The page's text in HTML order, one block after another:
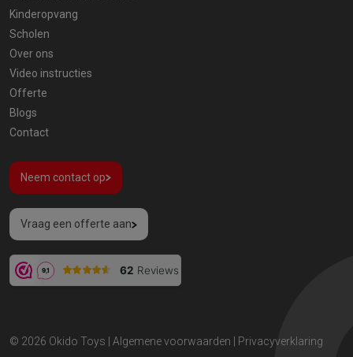
Kinderopvang
Scholen
Over ons
Video instructies
Offerte
Blogs
Contact
Neem contact op
Vraag een offerte aan
© 2026 Okido Toys Algemene voorwaarden Privacyverklaring